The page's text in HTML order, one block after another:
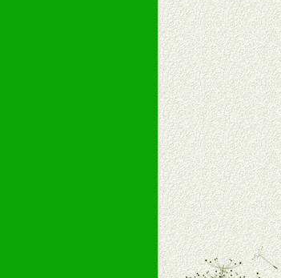
十一、公司支持
1、免费人员培训支持
由销售明星、业务拓
2、终端宣传品支持
提供全国统一的产品
3、大型促销活动支持
根据市场开发需要，
专业的孕婴童媒体、
专业的孕婴童媒体、
4、专业完善的售后服
5、确保经销商相应
6、实施经营管理支
7、严格控制价格的
8、提供合理的退换